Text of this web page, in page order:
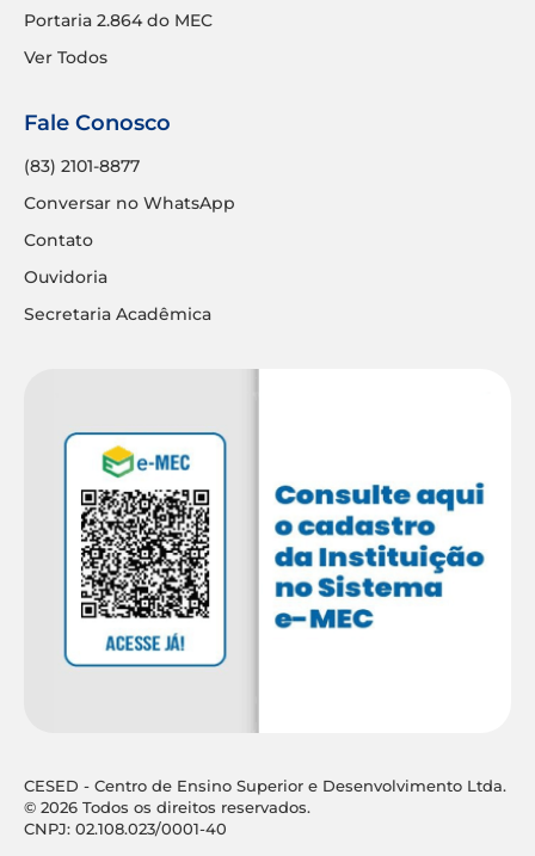
Portaria 2.864 do MEC
Ver Todos
Fale Conosco
(83) 2101-8877
Conversar no WhatsApp
Contato
Ouvidoria
Secretaria Acadêmica
CESED - Centro de Ensino Superior e Desenvolvimento Ltda.
© 2026 Todos os direitos reservados.
CNPJ: 02.108.023/0001-40